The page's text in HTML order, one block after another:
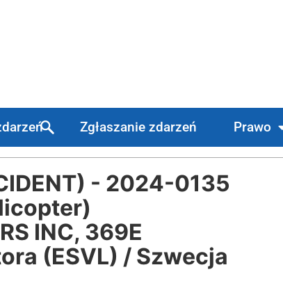
Zgłaszanie zdarzeń Prawo
- 2024-0135
INC, 369E
(ESVL) / Szwecja